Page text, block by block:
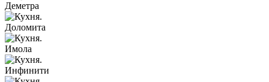
Деметра
Доломита
Имола
Инфинити